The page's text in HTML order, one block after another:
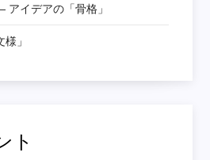
イデアの「骨格」
」
ト